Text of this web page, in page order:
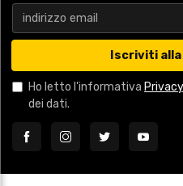
Iscriviti
Ho letto l'informativa Privacy
dei dati.